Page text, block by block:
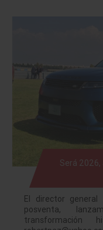
Será
El director general
posventa,
transformación